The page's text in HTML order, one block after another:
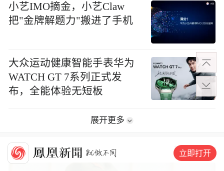
小艺IMO摘金，小艺Claw
把"金牌解题力"搬进了手机
大众运动健康智能手表华为
WATCH GT 7系列正式发
布，全能体验无短板
展开更多
历史 趣史 军史
立即打开